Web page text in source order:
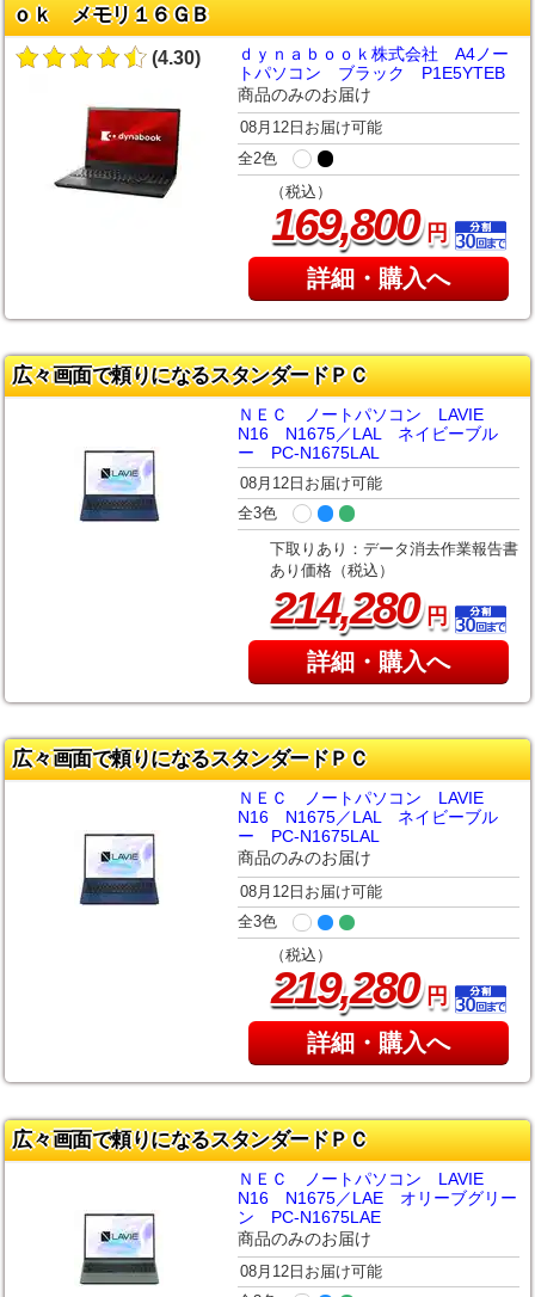
ｏｋ メモリ１６ＧＢ
(4.30)
ｄｙｎａｂｏｏｋ株式会社 A4ノー
トパソコン ブラック P1E5YTEB
商品のみのお届け
08月12日お届け可能
全2色
（税込）
169,800円
詳細・購入へ
広々画面で頼りになるスタンダードＰＣ
ＮＥＣ ノートパソコン LAVIE
N16 N1675／LAL ネイビーブル
ー PC-N1675LAL
08月12日お届け可能
全3色
下取りあり：データ消去作業報告書
あり価格（税込）
214,280円
詳細・購入へ
広々画面で頼りになるスタンダードＰＣ
ＮＥＣ ノートパソコン LAVIE
N16 N1675／LAL ネイビーブル
ー PC-N1675LAL
商品のみのお届け
08月12日お届け可能
全3色
（税込）
219,280円
詳細・購入へ
広々画面で頼りになるスタンダードＰＣ
ＮＥＣ ノートパソコン LAVIE
N16 N1675／LAE オリーブグリー
ン PC-N1675LAE
商品のみのお届け
08月12日お届け可能